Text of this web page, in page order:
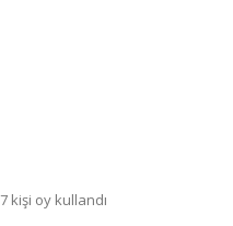
7 kişi oy kullandı